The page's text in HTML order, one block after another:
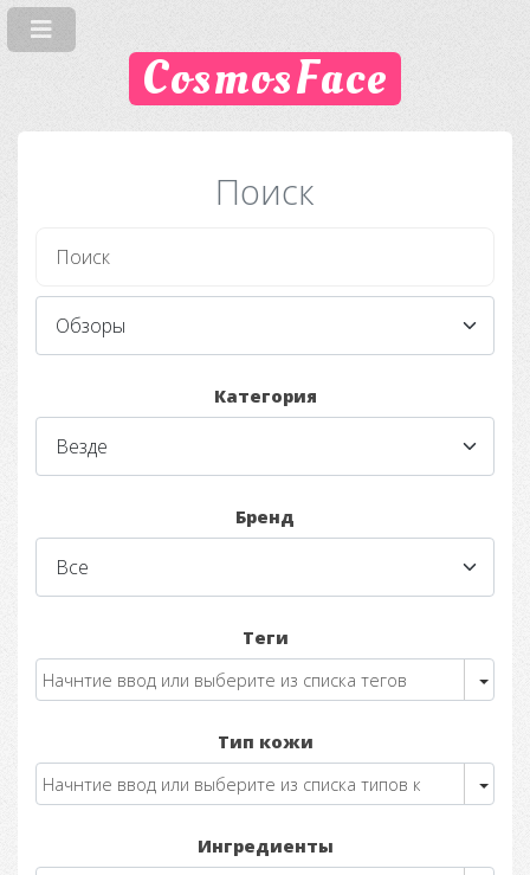
CosmosFace
Поиск
Категория
Бренд
Теги
Тип кожи
Ингредиенты